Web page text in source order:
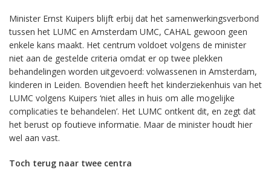
Minister Ernst Kuipers blijft erbij dat het samenwerkingsverbond
tussen het LUMC en Amsterdam UMC, CAHAL gewoon geen
enkele kans maakt. Het centrum voldoet volgens de minister
niet aan de gestelde criteria omdat er op twee plekken
behandelingen worden uitgevoerd: volwassenen in Amsterdam,
kinderen in Leiden. Bovendien heeft het kinderziekenhuis van het
LUMC volgens Kuipers ‘niet alles in huis om alle mogelijke
complicaties te behandelen’. Het LUMC ontkent dit, en zegt dat
het berust op foutieve informatie. Maar de minister houdt hier
wel aan vast.
Toch terug naar twee centra